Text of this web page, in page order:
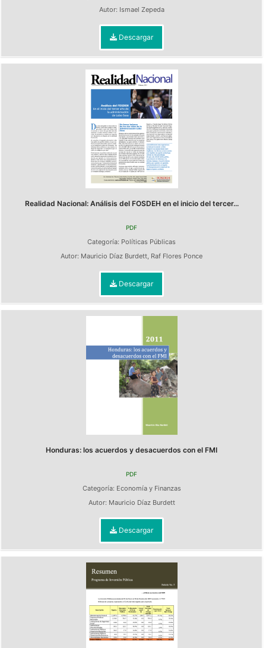
Autor: Ismael Zepeda
Descargar
Realidad Nacional: Análisis del FOSDEH en el inicio del tercer...
PDF
Categoría: Políticas Públicas
Autor: Mauricio Díaz Burdett, Raf Flores Ponce
Descargar
Honduras: los acuerdos y desacuerdos con el FMI
PDF
Categoría: Economía y Finanzas
Autor: Mauricio Díaz Burdett
Descargar